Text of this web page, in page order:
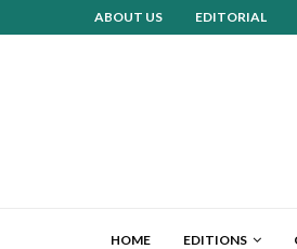
ABOUT US EDITORIAL
HOME EDITIONS